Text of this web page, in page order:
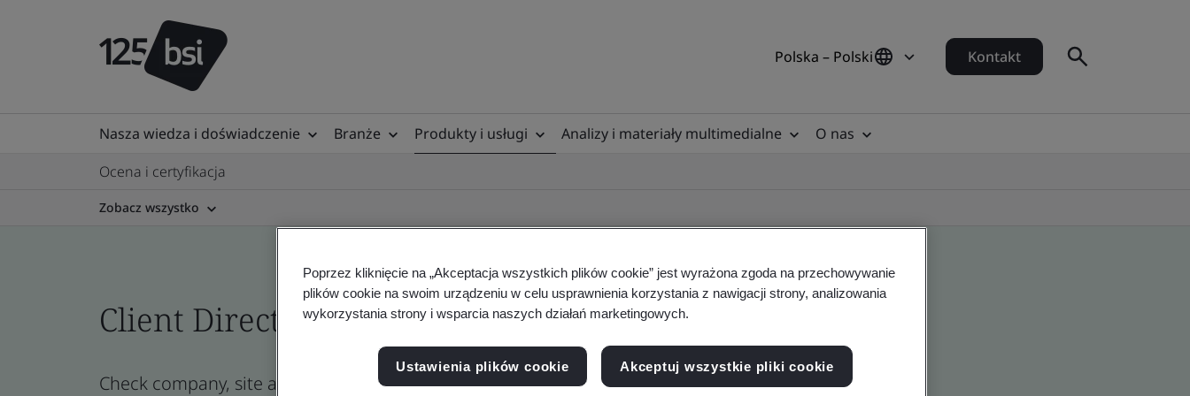
Polska – Polski Kontakt
Nasza wiedza i doświadczenie Branże Produkty i usługi Analizy i materiały multimedialne
O nas
Ocena i certyfikacja
Zobacz wszystko
Client Directory profile
Check company, site and product certificates - Validation and Verification
Poprzez kliknięcie na „Akceptacja wszystkich plików cookie” jest wyrażona zgoda na przechowywanie
plików cookie na swoim urządzeniu w celu usprawnienia korzystania z nawigacji strony, analizowania
wykorzystania strony i wsparcia naszych działań marketingowych.
Ustawienia plików cookie Akceptuj wszystkie pliki cookie